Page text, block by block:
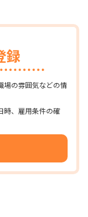
録
場の雰囲気などの情
時、雇用条件の確